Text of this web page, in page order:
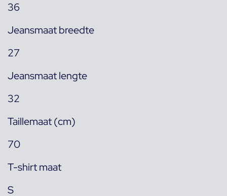
36
Jeansmaat breedte
27
Jeansmaat lengte
32
Taillemaat (cm)
70
T-shirt maat
S